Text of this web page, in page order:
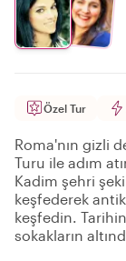
Özel Tur
Roma'nın gizli
Turu ile adım
Kadim şehri
keşfederek
keşfedin.
sokakların